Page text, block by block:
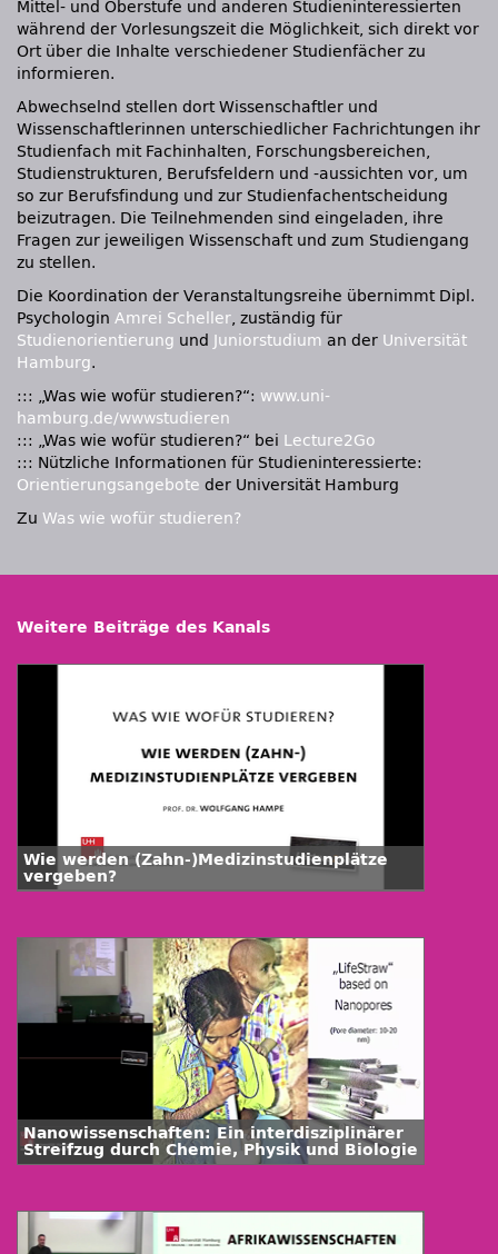
Mittel- und Oberstufe und anderen Studieninteressierten
während der Vorlesungszeit die Möglichkeit, sich direkt vor
Ort über die Inhalte verschiedener Studienfächer zu
informieren.
Abwechselnd stellen dort Wissenschaftler und
Wissenschaftlerinnen unterschiedlicher Fachrichtungen ihr
Studienfach mit Fachinhalten, Forschungsbereichen,
Studienstrukturen, Berufsfeldern und -aussichten vor, um
so zur Berufsfindung und zur Studienfachentscheidung
beizutragen. Die Teilnehmenden sind eingeladen, ihre
Fragen zur jeweiligen Wissenschaft und zum Studiengang
zu stellen.
Die Koordination der Veranstaltungsreihe übernimmt Dipl.
Psychologin Amrei Scheller, zuständig für
Studienorientierung und Juniorstudium an der Universität
Hamburg.
::: „Was wie wofür studieren?“: www.uni-
hamburg.de/wwwstudieren
::: „Was wie wofür studieren?“ bei Lecture2Go
::: Nützliche Informationen für Studieninteressierte:
Orientierungsangebote der Universität Hamburg
Zu Was wie wofür studieren?
Weitere Beiträge des Kanals
Wie werden (Zahn-)Medizinstudienplätze
vergeben?
Nanowissenschaften: Ein interdisziplinärer
Streifzug durch Chemie, Physik und Biologie